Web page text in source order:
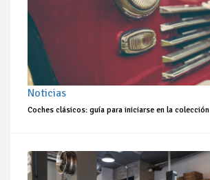
Noticias
Coches clásicos: guía para iniciarse en la colección